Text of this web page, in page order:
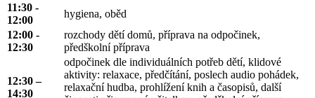
11:30 -
12:00
hygiena, oběd
12:00 -
12:30
rozchody dětí domů, příprava na odpočinek,
předškolní příprava
12:30 –
14:30
odpočinek dle individuálních potřeb dětí, klidové
aktivity: relaxace, předčítání, poslech audio pohádek,
relaxační hudba, prohlížení knih a časopisů, další